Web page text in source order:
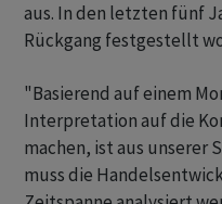
aus. In den letzten fünf
Rückgang festgestellt
"Basierend auf einem
Interpretation auf die
machen, ist aus unserer
muss die